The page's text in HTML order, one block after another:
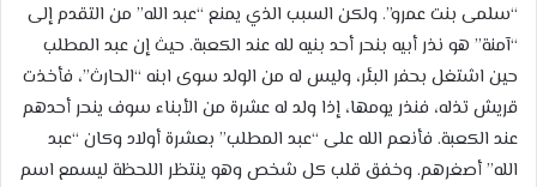
“سلمى بنت عمرو”. ولكن السبب الذي يمنع “عبد الله” من التقدم إلى
“آمنة” هو نذر أبيه بنحر أحد بنيه لله عند الكعبة. حيث إن عبد المطلب
حين اشتغل بحفر البئر، وليس له من الولد سوى ابنه “الحارث”، فأخذت
قريش تذله، فنذر يومها، إذا ولد له عشرة من الأبناء سوف ينحر أحدهم
عند الكعبة. فأنعم الله على “عبد المطلب” بعشرة أولاد وكان “عبد
الله” أصغرهم. وخفق قلب كل شخص وهو ينتظر اللحظة ليسمع اسم